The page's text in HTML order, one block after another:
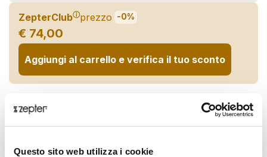
Questo sito web utilizza i cookie
ZepterClubⓘprezzo -0%
€ 74,00
Aggiungi al carrello e verifica il tuo sconto
Temporaneamente non disponibile